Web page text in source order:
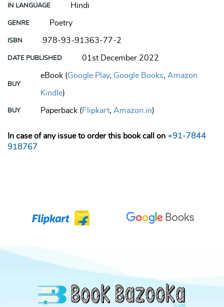
IN LANGUAGE Hindi
GENRE Poetry
ISBN 978-93-91363-77-2
DATE PUBLISHED 01st December 2022
BUY
eBook (Google Play, Google Books, Amazon
Kindle)
BUY Paperback (Flipkart, Amazon.in)
In case of any issue to order this book call on +91-7844
918767